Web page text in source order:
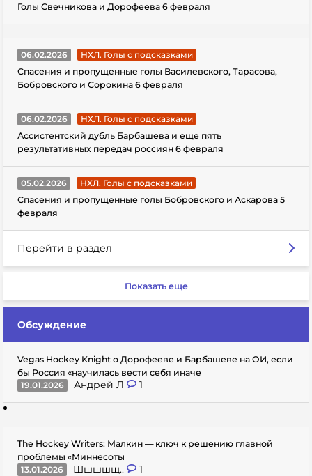
Голы Свечникова и Дорофеева 6 февраля
06.02.2026
НХЛ. Голы с подсказками
Спасения и пропущенные голы Василевского, Тарасова,
Бобровского и Сорокина 6 февраля
06.02.2026
НХЛ. Голы с подсказками
Ассистентский дубль Барбашева и еще пять
результативных передач россиян 6 февраля
05.02.2026
НХЛ. Голы с подсказками
Спасения и пропущенные голы Бобровского и Аскарова 5
февраля
Перейти в раздел
Показать еще
Обсуждение
Vegas Hockey Knight о Дорофееве и Барбашеве на ОИ, если
бы Россия «научилась вести себя иначе
19.01.2026
Андрей Л 1
The Hockey Writers: Малкин — ключ к решению главной
проблемы «Миннесоты
13.01.2026
Шшшшщ.. 1